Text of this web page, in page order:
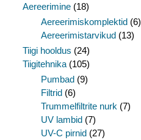
Aereerimine (18)
Aereerimiskomplektid (6)
Aereerimistarvikud (13)
Tiigi hooldus (24)
Tiigitehnika (105)
Pumbad (9)
Filtrid (6)
Trummelfiltrite nurk (7)
UV lambid (7)
UV-C pirnid (27)